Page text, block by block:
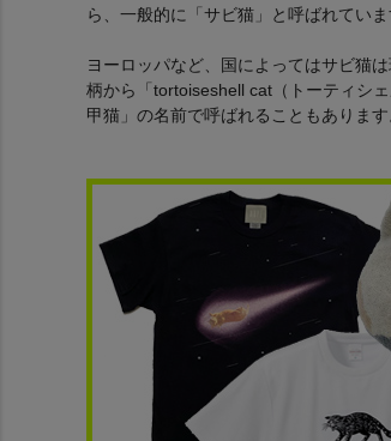
ら、一般的に「サビ猫」と呼ばれていま
ヨーロッパなど、国によってはサビ猫
柄から「tortoiseshell cat（トーティシ
甲猫」の名前で呼ばれることもあります